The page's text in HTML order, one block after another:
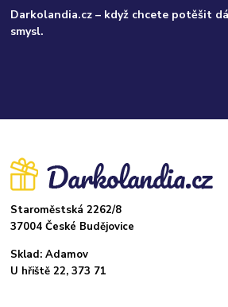
Darkolandia.cz – když chcete potěšit
smysl.
Staroměstská 2262/8
37004 České Budějovice
Sklad: Adamov
U hřiště 22, 373 71